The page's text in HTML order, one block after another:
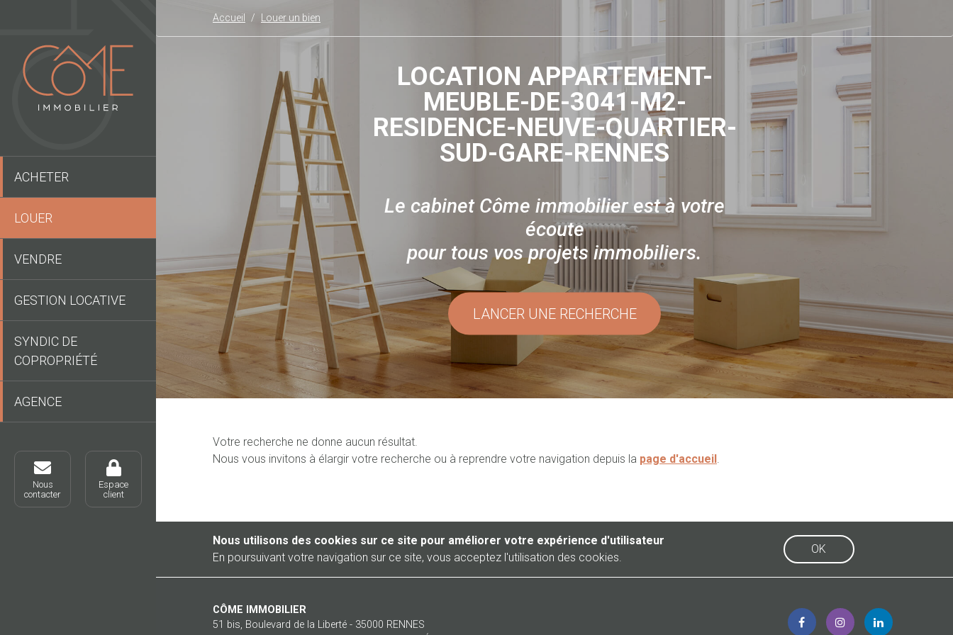
ACHETER
LOUER
VENDRE
GESTION LOCATIVE
SYNDIC DE
COPROPRIÉTÉ
AGENCE
Nous
contacter
Espace
client
LOCATION APPARTEMENT-
MEUBLE-DE-3041-M2-
RESIDENCE-NEUVE-QUARTIER-
SUD-GARE-RENNES
Le cabinet Côme immobilier est à votre
écoute
pour tous vos projets immobiliers.
LANCER UNE RECHERCHE
Accueil Louer un bien
Votre recherche ne donne aucun résultat.
Nous vous invitons à élargir votre recherche ou à reprendre votre navigation depuis la page d'accueil.
Nous utilisons des cookies sur ce site pour améliorer votre expérience d'utilisateur
En poursuivant votre navigation sur ce site, vous acceptez l'utilisation des cookies.
OK
CÔME IMMOBILIER
51 bis, Boulevard de la Liberté - 35000 RENNES